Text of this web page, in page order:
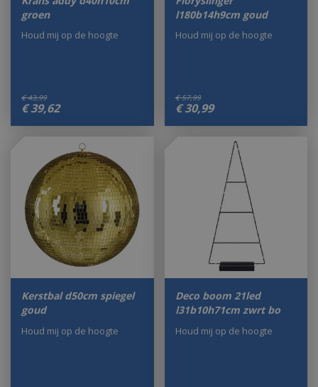
groen
€ 43,99
€ 39,62
Houd mij op de hoogte
l180b14h9cm goud
€ 57,99
€ 30,99
Houd mij op de hoogte
Kerstbal d50cm spiegel
goud
Houd mij op de hoogte
Deco boom 21led
l31b10h71cm zwrt bo
Houd mij op de hoogte